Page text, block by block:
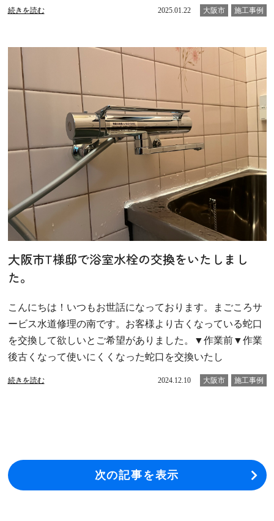
続きを読む 2025.01.22 大阪市 施工事例
大阪市T様邸で浴室水栓の交換をいたしまし
た。
こんにちは！いつもお世話になっております。まごころサ
ービス水道修理の南です。お客様より古くなっている蛇口
を交換して欲しいとご希望がありました。▼作業前▼作業
後古くなって使いにくくなった蛇口を交換いたし
続きを読む 2024.12.10 大阪市 施工事例
次の記事を表示